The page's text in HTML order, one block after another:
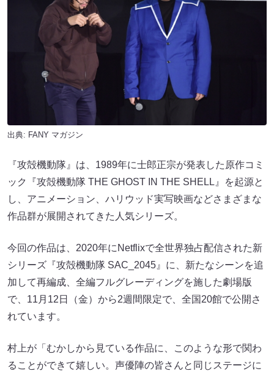
出典: FANY マガジン
『攻殻機動隊』は、1989年に士郎正宗が発表した原作コミ
ック『攻殻機動隊 THE GHOST IN THE SHELL』を起源と
し、アニメーション、ハリウッド実写映画などさまざまな
作品群が展開されてきた人気シリーズ。
今回の作品は、2020年にNetflixで全世界独占配信された新
シリーズ『攻殻機動隊 SAC_2045』に、新たなシーンを追
加して再編成、全編フルグレーディングを施した劇場版
で、11月12日（金）から2週間限定で、全国20館で公開さ
れています。
村上が「むかしから見ている作品に、このような形で関わ
ることができて嬉しい。声優陣の皆さんと同じステージに